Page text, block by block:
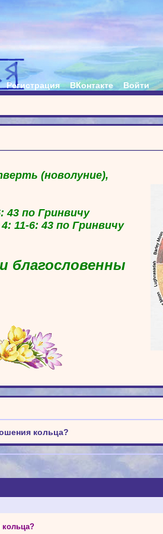
Регистрация ВКонтакте Войти
(новолуние),
43 по Гринвичу
11-6: 43 по Гринвичу
благословенны
кольца?